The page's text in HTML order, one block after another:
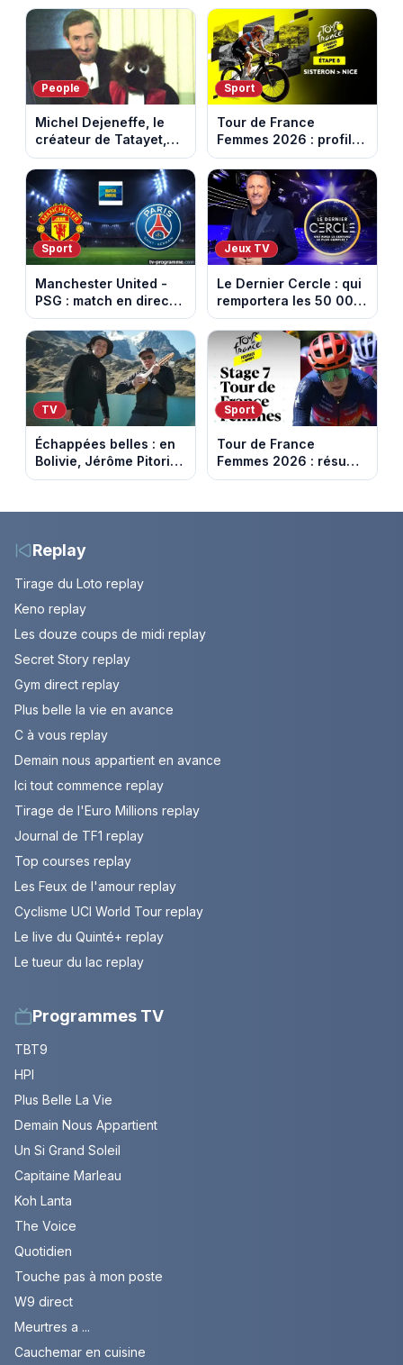
d’Espagne
samedi 8 août 2026 ?
People
Michel Dejeneffe, le
créateur de Tatayet,
est mort à 77 ans
Sport
Tour de France
Femmes 2026 : profil
et horaires de la 8e
étape entre Sisteron et
Nice
Sport
Manchester United -
PSG : match en direct
sur beIN Sports 1 à
17h00
Jeux TV
Le Dernier Cercle : qui
remportera les 50 000
euros face aux
personnalités ?
TV
Échappées belles : en
Bolivie, Jérôme Pitorin
découvre un pays où
mérite
Sport
Tour de France
Femmes 2026 : résumé
vidéo de la 7e étape
Mont Ventoux
Replay
Tirage du Loto replay
Keno replay
Les douze coups de midi replay
Secret Story replay
Gym direct replay
Plus belle la vie en avance
C à vous replay
Demain nous appartient en avance
Ici tout commence replay
Tirage de l'Euro Millions replay
Journal de TF1 replay
Top courses replay
Les Feux de l'amour replay
Cyclisme UCI World Tour replay
Le live du Quinté+ replay
Le tueur du lac replay
Programmes TV
TBT9
HPI
Plus Belle La Vie
Demain Nous Appartient
Un Si Grand Soleil
Capitaine Marleau
Koh Lanta
The Voice
Quotidien
Touche pas à mon poste
W9 direct
Meurtres a ...
Cauchemar en cuisine